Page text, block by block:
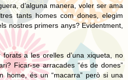
d’alguna manera, voler ser ama
tants homes com dones, elegim
nostres primers anys? Evidentment,
a les orelles d’una xiqueta, no
Ficar-se arracades “és de dones”
home, és un “macarra” però si una